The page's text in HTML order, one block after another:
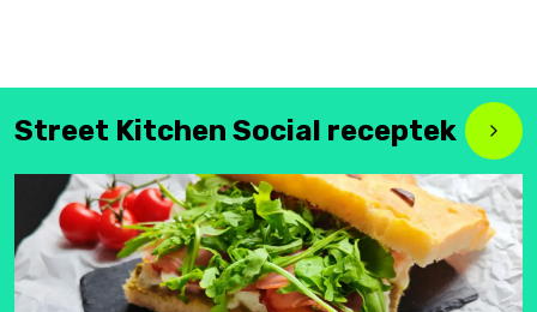
Street Kitchen Social receptek